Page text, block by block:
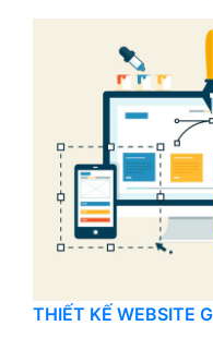
THIẾT KẾ WEBSITE